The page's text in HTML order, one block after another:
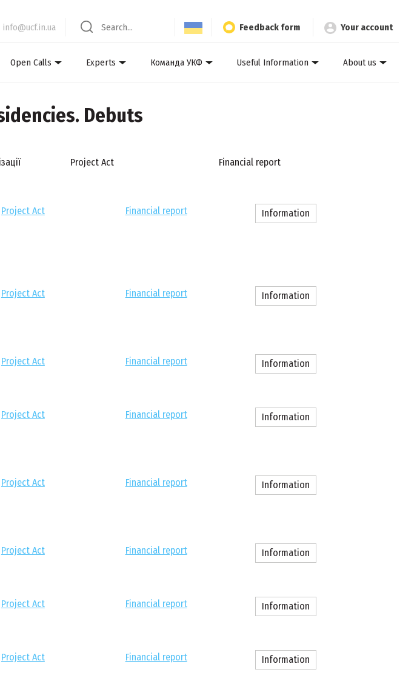
info@ucf.in.ua Feedback form Your account
Open Calls Experts Команда УКФ Useful Information About us
Debuts
Project Act Financial report
Project Act Financial report Information
Project Act Financial report Information
Project Act Financial report Information
Project Act Financial report Information
Project Act Financial report Information
Project Act Financial report Information
Project Act Financial report Information
Project Act Financial report Information